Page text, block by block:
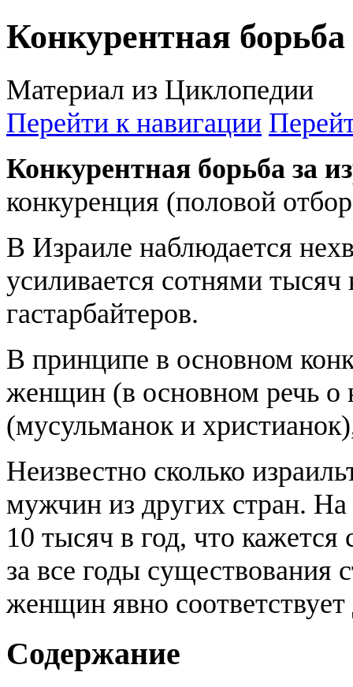
Конкурентная
Материал из Циклопедии
Перейти к навигации
Конкурентная борьба за
конкуренция (половой
В Израиле наблюдается
усиливается сотнями
гастарбайтеров.
В принципе в основном
женщин (в основном речь о
(мусульманок и
Неизвестно сколько
мужчин из других стран.
10 тысяч в год, что
за все годы существования
женщин явно соответствует
Содержание